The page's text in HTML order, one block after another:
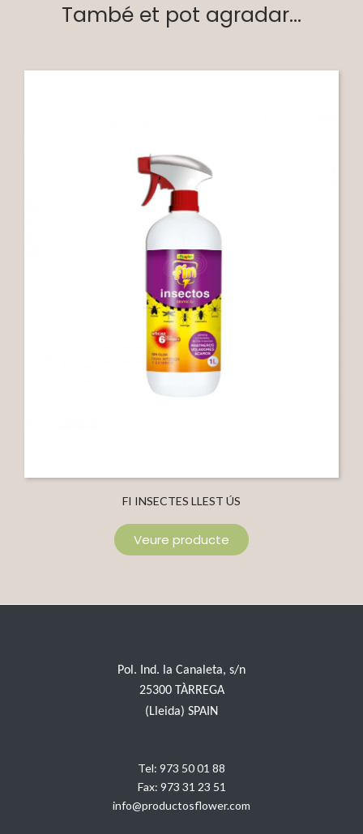
També et pot agradar...
FI INSECTES LLEST ÚS
Veure producte
Pol. Ind. la Canaleta, s/n
25300 TÀRREGA
(Lleida) SPAIN
Tel: 973 50 01 88
Fax: 973 31 23 51
info@productosflower.com